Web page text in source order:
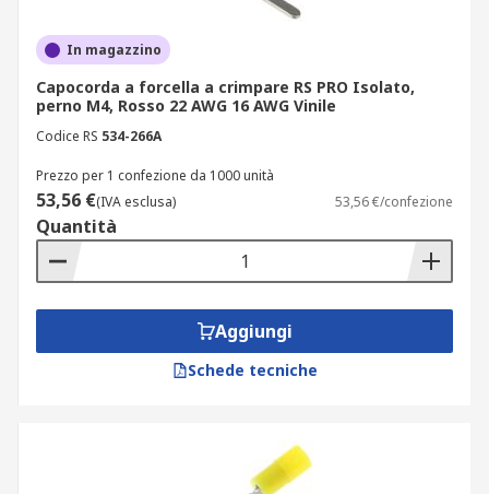
In magazzino
Capocorda a forcella a crimpare RS PRO Isolato,
perno M4, Rosso 22 AWG 16 AWG Vinile
Codice RS 534-266A
Prezzo per 1 confezione da 1000 unità
53,56 €(IVA esclusa) 53,56 €/confezione
Quantità
Aggiungi
Schede tecniche